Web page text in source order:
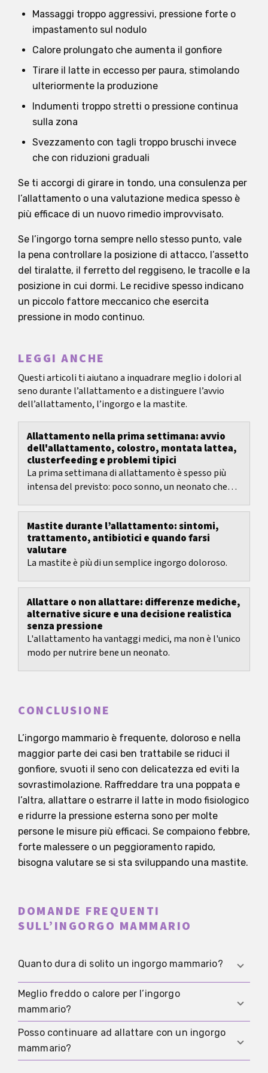
Massaggi troppo aggressivi, pressione forte o
impastamento sul nodulo
Calore prolungato che aumenta il gonfiore
Tirare il latte in eccesso per paura, stimolando
ulteriormente la produzione
Indumenti troppo stretti o pressione continua
sulla zona
Svezzamento con tagli troppo bruschi invece
che con riduzioni graduali
Se ti accorgi di girare in tondo, una consulenza per
l’allattamento o una valutazione medica spesso è
più efficace di un nuovo rimedio improvvisato.
Se l’ingorgo torna sempre nello stesso punto, vale
la pena controllare la posizione di attacco, l’assetto
del tiralatte, il ferretto del reggiseno, le tracolle e la
posizione in cui dormi. Le recidive spesso indicano
un piccolo fattore meccanico che esercita
pressione in modo continuo.
LEGGI ANCHE
Questi articoli ti aiutano a inquadrare meglio i dolori al
seno durante l’allattamento e a distinguere l’avvio
dell’allattamento, l’ingorgo e la mastite.
Allattamento nella prima settimana: avvio
dell'allattamento, colostro, montata lattea,
clusterfeeding e problemi tipici
La prima settimana di allattamento è spesso più
intensa del previsto: poco sonno, un neonato che
Mastite durante l’allattamento: sintomi,
trattamento, antibiotici e quando farsi
valutare
La mastite è più di un semplice ingorgo doloroso.
Allattare o non allattare: differenze mediche,
alternative sicure e una decisione realistica
senza pressione
L'allattamento ha vantaggi medici, ma non è l'unico
modo per nutrire bene un neonato.
CONCLUSIONE
L’ingorgo mammario è frequente, doloroso e nella
maggior parte dei casi ben trattabile se riduci il
gonfiore, svuoti il seno con delicatezza ed eviti la
sovrastimolazione. Raffreddare tra una poppata e
l’altra, allattare o estrarre il latte in modo fisiologico
e ridurre la pressione esterna sono per molte
persone le misure più efficaci. Se compaiono febbre,
forte malessere o un peggioramento rapido,
bisogna valutare se si sta sviluppando una mastite.
DOMANDE FREQUENTI
SULL’INGORGO MAMMARIO
Quanto dura di solito un ingorgo mammario?
Molti ingorghi migliorano in modo evidente entro
1-2 giorni se il gonfiore diminuisce e il seno viene
svuotato con regolarità e delicatezza. Se dopo
24-48 ore non c’è un miglioramento chiaro, è
opportuno farsi valutare.
Meglio freddo o calore per l’ingorgo
mammario?
Il freddo tra una poppata e l’altra aiuta molte
persone contro gonfiore e dolore, mentre il calore
Posso continuare ad allattare con un ingorgo
mammario?